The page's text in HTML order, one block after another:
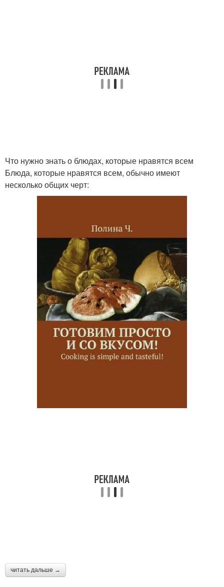
Что нужно знать о блюдах, которые нравятся всем
Блюда, которые нравятся всем, обычно имеют
несколько общих черт:
читать дальше →